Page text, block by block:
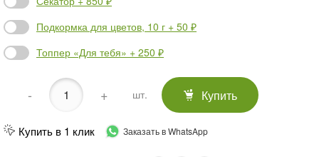
Подкормка для цветов, 10 г + 50 ₽
Топпер «Для тебя» + 250 ₽
- + шт. Купить
Купить в 1 клик Заказать в WhatsApp